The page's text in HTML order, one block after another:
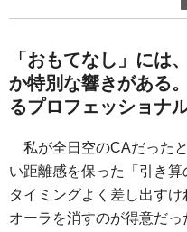
「おもてなし」には
か特別な響きがある
るプロフェッショナ
私が全日空のCAだった
い距離感を保った「引き
タイミングよく差し出す
オーラを消すのが得意だっ